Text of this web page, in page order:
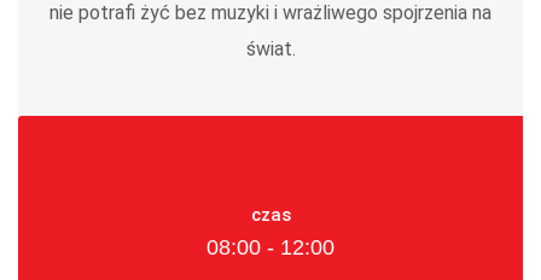
nie potrafi żyć bez muzyki i wrażliwego spojrzenia na
świat.
czas
08:00 - 12:00